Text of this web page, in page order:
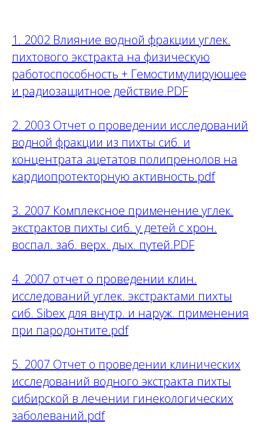
1. 2002 Влияние водной фракции углек.
пихтового экстракта на физическую
работоспособность + Гемостимулирующее
и радиозащитное действие.PDF
2. 2003 Отчет о проведении исследований
водной фракции из пихты сиб. и
концентрата ацетатов полипренолов на
кардиопротекторную активность.pdf
3. 2007 Комплексное применение углек.
экстрактов пихты сиб. у детей с хрон.
воспал. заб. верх. дых. путей.PDF
4. 2007 отчет о проведении клин.
исследований углек. экстрактами пихты
сиб. Sibex для внутр. и наруж. применения
при пародонтите.pdf
5. 2007 Отчет о проведении клинических
исследований водного экстракта пихты
сибирской в лечении гинекологических
заболеваний.pdf